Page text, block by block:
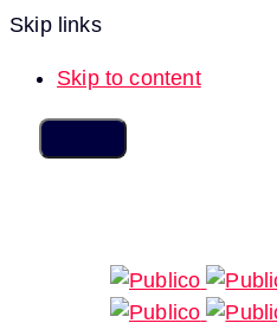
Skip links
Skip to content